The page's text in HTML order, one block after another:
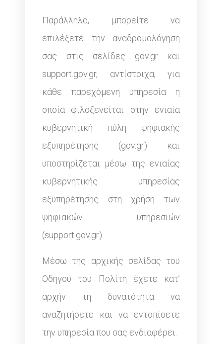
Παράλληλα, μπορείτε να
επιλέξετε την αναδρομολόγηση
σας στις σελίδες gov.gr και
support.gov.gr, αντίστοιχα, για
κάθε παρεχόμενη υπηρεσία η
οποία φιλοξενείται στην ενιαία
κυβερνητική πύλη ψηφιακής
εξυπηρέτησης (gov.gr) και
υποστηρίζεται μέσω της ενιαίας
κυβερνητικής υπηρεσίας
εξυπηρέτησης στη χρήση των
ψηφιακών υπηρεσιών
(support.gov.gr).
Μέσω της αρχικής σελίδας του
Οδηγού του Πολίτη έχετε κατ’
αρχήν τη δυνατότητα να
αναζητήσετε και να εντοπίσετε
την υπηρεσία που σας ενδιαφέρει.